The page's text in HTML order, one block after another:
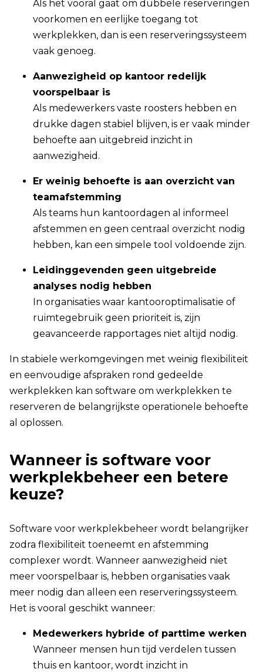
Als het vooral gaat om dubbele reserveringen
voorkomen en eerlijke toegang tot
werkplekken, dan is een reserveringssysteem
vaak genoeg.
Aanwezigheid op kantoor redelijk
voorspelbaar is
Als medewerkers vaste roosters hebben en
drukke dagen stabiel blijven, is er vaak minder
behoefte aan uitgebreid inzicht in
aanwezigheid.
Er weinig behoefte is aan overzicht van
teamafstemming
Als teams hun kantoordagen al informeel
afstemmen en geen centraal overzicht nodig
hebben, kan een simpele tool voldoende zijn.
Leidinggevenden geen uitgebreide
analyses nodig hebben
In organisaties waar kantooroptimalisatie of
ruimtegebruik geen prioriteit is, zijn
geavanceerde rapportages niet altijd nodig.
In stabiele werkomgevingen met weinig flexibiliteit
en eenvoudige afspraken rond gedeelde
werkplekken kan software om werkplekken te
reserveren de belangrijkste operationele behoefte
al oplossen.
Wanneer is software voor
werkplekbeheer een betere
keuze?
Software voor werkplekbeheer wordt belangrijker
zodra flexibiliteit toeneemt en afstemming
complexer wordt. Wanneer aanwezigheid niet
meer voorspelbaar is, hebben organisaties vaak
meer nodig dan alleen een reserveringssysteem.
Het is vooral geschikt wanneer:
Medewerkers hybride of parttime werken
Wanneer mensen hun tijd verdelen tussen
thuis en kantoor, wordt inzicht in